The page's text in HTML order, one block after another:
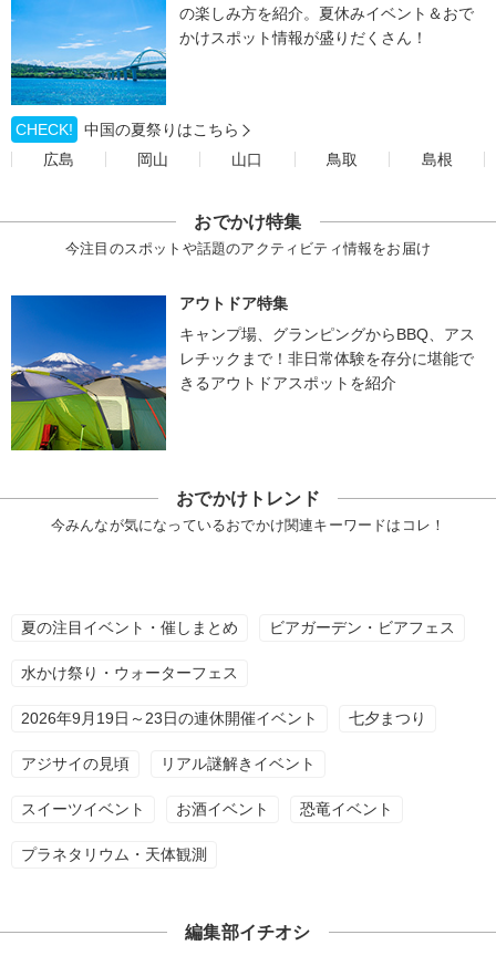
の楽しみ方を紹介。夏休みイベント＆おで
かけスポット情報が盛りだくさん！
CHECK!
中国の夏祭りはこちら
広島
岡山 山口 鳥取 島根
おでかけ特集
今注目のスポットや話題のアクティビティ情報をお届け
アウトドア特集
キャンプ場、グランピングからBBQ、アス
レチックまで！非日常体験を存分に堪能で
きるアウトドアスポットを紹介
おでかけトレンド
今みんなが気になっているおでかけ関連キーワードはコレ！
夏の注目イベント・催しまとめ ビアガーデン・ビアフェス
水かけ祭り・ウォーターフェス
2026年9月19日～23日の連休開催イベント 七夕まつり
アジサイの見頃 リアル謎解きイベント
スイーツイベント お酒イベント 恐竜イベント
プラネタリウム・天体観測
編集部イチオシ